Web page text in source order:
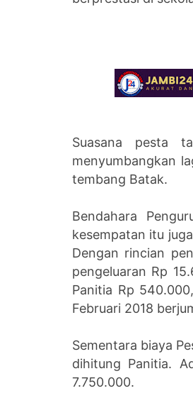
Suasana pesta
menyumbangkan
tembang Batak.
Bendahara
kesempatan itu
Dengan rincian
pengeluaran Rp
Panitia Rp
Februari 2018
Sementara biaya
dihitung Panitia.
7.750.000.